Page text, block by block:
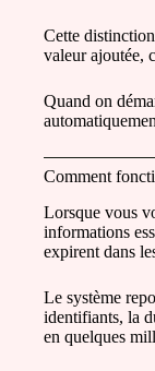
Cette
valeur ajoutée,
Quand on
Comment
Lorsque vous
informations
expirent dans
Le système
identifiants, la
en quelques